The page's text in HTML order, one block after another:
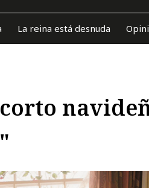
La reina está desnuda